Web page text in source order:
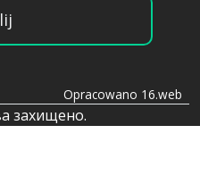
Opracowano 16.web
захищено.